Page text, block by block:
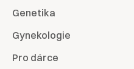
Genetika
Gynekologie
Pro dárce